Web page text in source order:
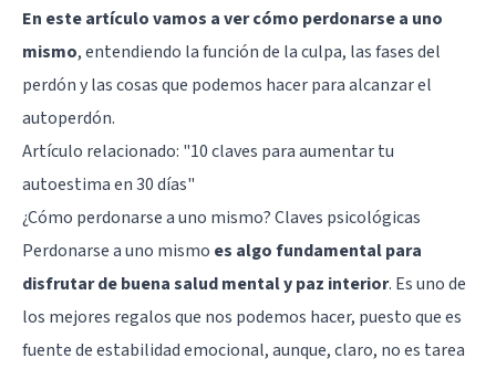
En este artículo vamos a ver cómo perdonarse a uno
mismo, entendiendo la función de la culpa, las fases del
perdón y las cosas que podemos hacer para alcanzar el
autoperdón.
Artículo relacionado: "10 claves para aumentar tu
autoestima en 30 días"
¿Cómo perdonarse a uno mismo? Claves psicológicas
Perdonarse a uno mismo es algo fundamental para
disfrutar de buena salud mental y paz interior. Es uno de
los mejores regalos que nos podemos hacer, puesto que es
fuente de estabilidad emocional, aunque, claro, no es tarea